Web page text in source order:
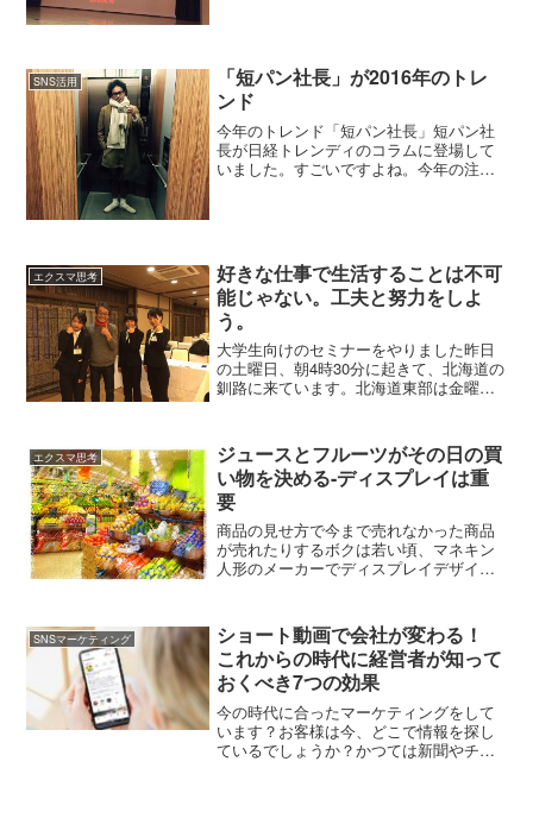
とえば、IoT（...
SNS活用
「短パン社長」が2016年のトレ
ンド
今年のトレンド「短パン社長」短パン社
長が日経トレンディのコラムに登場して
いました。すごいですよね。今年の注目
エクスマ思考
好きな仕事で生活することは不可
能じゃない。工夫と努力をしよ
う。
大学生向けのセミナーをやりました昨日
の土曜日、朝4時30分に起きて、北海道の
釧路に来ています。北海道東部は金曜
た。でも飛行機は無事到着しました。昨
日は北海道の大学で観光を...
エクスマ思考
ジュースとフルーツがその日の買
い物を決める-ディスプレイは重
要
商品の見せ方で今まで売れなかった商品
が売れたりするボクは若い頃、マネキン
人形のメーカーでディスプレイデザイナ
ドウにマネキンが流行の洋服を着て立っ
ていて、秋の旅行をイメー...
SNSマーケティング
ショート動画で会社が変わる！
これからの時代に経営者が知って
おくべき7つの効果
今の時代に合ったマーケティングをして
います？お客様は今、どこで情報を探し
ているでしょうか？かつては新聞やチラ